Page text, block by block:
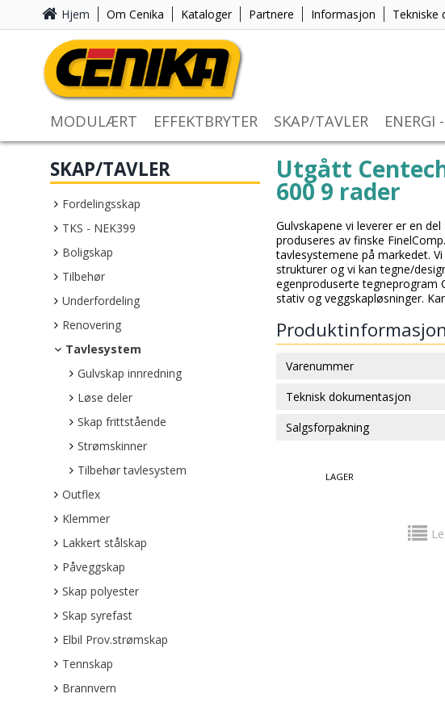
Hjem Om Cenika Kataloger Partnere Informasjon Tekniske
MODULÆRT EFFEKTBRYTER SKAP/TAVLER ENERGI
SKAP/TAVLER
Fordelingsskap
TKS - NEK399
Boligskap
Tilbehør
Underfordeling
Renovering
Tavlesystem
Gulvskap innredning
Løse deler
Skap frittstående
Strømskinner
Tilbehør tavlesystem
Outflex
Klemmer
Lakkert stålskap
Påveggskap
Skap polyester
Skap syrefast
Elbil Prov.strømskap
Tennskap
Brannvern
Utgått
600 9 rader
Gulvskapene vi leverer er en
produseres av finske
tavlesystemene på markedet.
strukturer og vi kan tegne/
egenproduserte tegneprogram
stativ og veggskapløsninger.
Produktinformasjon
Varenummer
Teknisk dokumentasjon
Salgsforpakning
LAGER